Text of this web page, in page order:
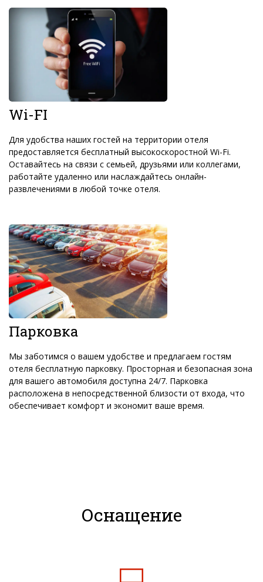
Wi-FI
Для удобства наших гостей на территории отеля
предоставляется бесплатный высокоскоростной Wi-Fi.
Оставайтесь на связи с семьей, друзьями или коллегами,
работайте удаленно или наслаждайтесь онлайн-
развлечениями в любой точке отеля.
Парковка
Мы заботимся о вашем удобстве и предлагаем гостям
отеля бесплатную парковку. Просторная и безопасная зона
для вашего автомобиля доступна 24/7. Парковка
расположена в непосредственной близости от входа, что
обеспечивает комфорт и экономит ваше время.
Оснащение